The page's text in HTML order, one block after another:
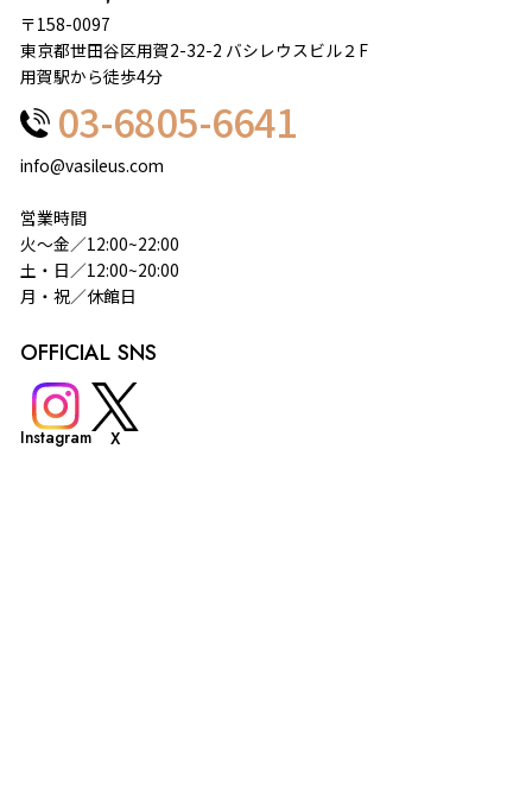
〒158-0097
東京都世田谷区用賀2-32-2 バシレウスビル２F
用賀駅から徒歩4分
03-6805-6641
info@vasileus.com
営業時間
火～金／12:00~22:00
土・日／12:00~20:00
月・祝／休館日
OFFICIAL SNS
Instagram X